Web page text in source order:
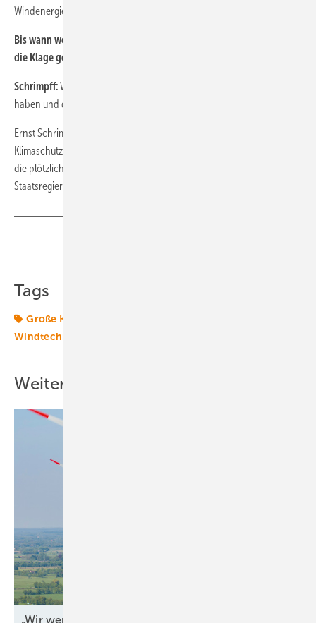
Windenergieanlage pro Kommune.
Bis wann wollen Sie die 100.000 Euro durch die Unterstützer für
die Klage gesammelt haben?
Schrimpff:Wir hoffen, dass wir sie in den nächsten zwei Monaten
haben und dann geht es los.
Ernst Schrimpff ist stellvertretender Vorstand des Fördervereins
Klimaschutz - Bayerns Zukunft. Sie bereitet eine Popularklage gegen
die plötzlich wieder restriktive Windenergiepolitik der bayerischen
Staatsregierung vor. Das Gespräch führte Tilman Weber
Tags
Große Koalition
Windtechnik
Weitere Inhalte
„Wir werden jeden Tag